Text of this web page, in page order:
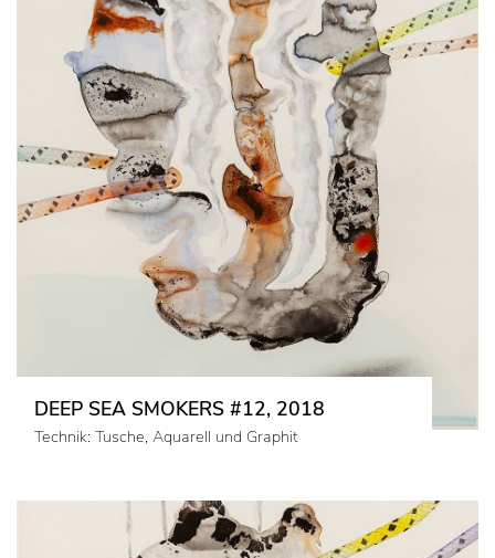
DEEP SEA SMOKERS #12, 2018
Technik: Tusche, Aquarell und Graphit